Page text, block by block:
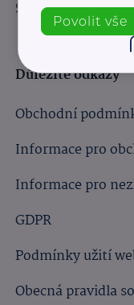
Sledujte nás:
Důležité odkazy
Obchodní
Informace pro
Informace pro
GDPR
Podmínky užití
Obecná pravidla
Povolit vše